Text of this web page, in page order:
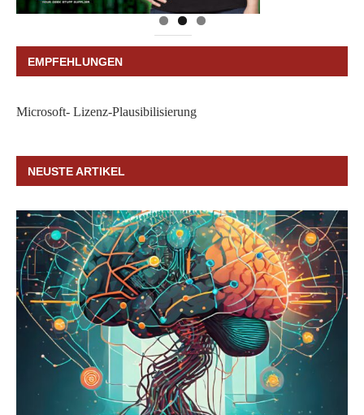
EMPFEHLUNGEN
Microsoft- Lizenz-Plausibilisierung
NEUSTE ARTIKEL